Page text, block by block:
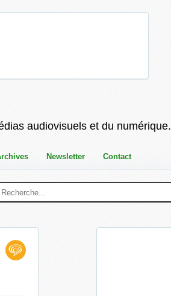
audiovisuels et du numérique.
Newsletter Contact